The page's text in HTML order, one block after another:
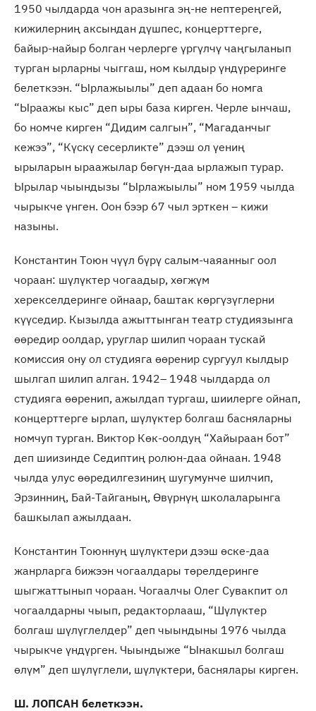
1950 чылдарда чон аразынга эң-не нептереңгей,
кижилерниң аксындан дүшпес, концерттерге,
байыр-найыр болган черлерге үргүлчү чаңгыланып
турган ырларны чыггаш, ном кылдыр үндүреринге
белеткээн. “Ырлажыылы” деп адаан бо номга
“Ыраажы кыс” деп ыры база кирген. Черле ынчаш,
бо номче кирген “Дидим салгын”, “Магаданчыг
кежээ”, “Күскү сесерликте” дээш ол үениң
ырыларын ыраажылар бөгүн-даа ырлажып турар.
Ырылар чыындызы “Ырлажыылы” ном 1959 чылда
чырыкче үнген. Оон бээр 67 чыл эрткен – кижи
назыны.
Константин Тоюн чүүл бүрү салым-чаяанныг оол
чораан: шүлүктер чогаадыр, хөгжүм
херекселдеринге ойнаар, баштак көргүзүглерни
күүседир. Кызылда ажыттынган театр студиязынга
өөредир оолдар, уруглар шилип чораан тускай
комиссия ону ол студияга өөренир сургуул кылдыр
шылгап шилип алган. 1942– 1948 чылдарда ол
студияга өөренип, ажылдап тургаш, шиилерге ойнап,
концерттерге ырлап, шүлүктер болгаш басняларны
номчуп турган. Виктор Көк-оолдуң “Хайыраан бот”
деп шиизинде Седиптиң ролюн-даа ойнаан. 1948
чылда улус өөредилгезиниң шугумунче шилчип,
Эрзинниң, Бай-Тайганың, Өвүрнүң школаларынга
башкылап ажылдаан.
Константин Тоюннуң шүлүктери дээш өске-даа
жанрларга бижээн чогаалдары төрелдеринге
шыгжаттынып чораан. Чогаалчы Олег Сувакпит ол
чогаалдарны чыып, редакторлааш, “Шүлүктер
болгаш шүлүглелдер” деп чыындыны 1976 чылда
чырыкче үндүрген. Чыындыже “Ынакшыл болгаш
өлүм” деп шүлүглели, шүлүктери, баснялары кирген.
Ш. ЛОПСАН белеткээн.